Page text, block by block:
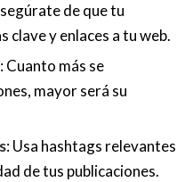
de que tu
clave y enlaces a tu web.
: Cuanto más se
mayor será su
: Usa hashtags relevantes
de tus publicaciones.